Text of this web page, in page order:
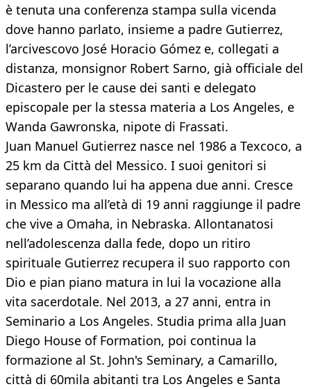
è tenuta una conferenza stampa sulla vicenda
dove hanno parlato, insieme a padre Gutierrez,
l’arcivescovo José Horacio Gómez e, collegati a
distanza, monsignor Robert Sarno, già officiale del
Dicastero per le cause dei santi e delegato
episcopale per la stessa materia a Los Angeles, e
Wanda Gawronska, nipote di Frassati.
Juan Manuel Gutierrez nasce nel 1986 a Texcoco, a
25 km da Città del Messico. I suoi genitori si
separano quando lui ha appena due anni. Cresce
in Messico ma all’età di 19 anni raggiunge il padre
che vive a Omaha, in Nebraska. Allontanatosi
nell’adolescenza dalla fede, dopo un ritiro
spirituale Gutierrez recupera il suo rapporto con
Dio e pian piano matura in lui la vocazione alla
vita sacerdotale. Nel 2013, a 27 anni, entra in
Seminario a Los Angeles. Studia prima alla Juan
Diego House of Formation, poi continua la
formazione al St. John's Seminary, a Camarillo,
città di 60mila abitanti tra Los Angeles e Santa